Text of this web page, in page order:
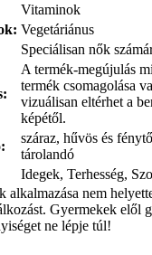
Vitaminok
Vegetáriánus
Speciálisan nők
A termék-megújulás
termék csomagolása
vizuálisan eltérhet a
képétől.
száraz, hűvös és
tárolandó
Idegek, Terhesség,
alkalmazása nem
Gyermekek elől
ne lépje túl!